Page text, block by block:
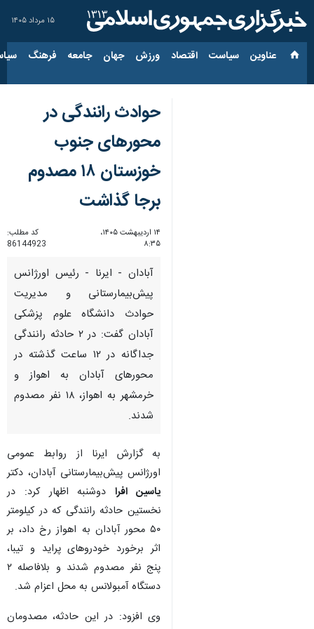
۱۵ مرداد ۱۴۰۵
عناوین‌ سیاست اقتصاد ورزش جهان جامعه فرهنگ
حوادث رانندگی در
محورهای جنوب
خوزستان ۱۸ مصدوم
برجا گذاشت
۱۴ اردیبهشت ۱۴۰۵،
۸:۳۵
کد مطلب:
86144923
آبادان - ایرنا - رئیس اورژانس
پیش‌بیمارستانی و مدیریت
حوادث دانشگاه علوم پزشکی
آبادان گفت: در ۲ حادثه رانندگی
جداگانه در ۱۲ ساعت گذشته در
محورهای آبادان به اهواز و
خرمشهر به اهواز، ۱۸ نفر مصدوم
شدند.
به گزارش ایرنا از روابط عمومی
اورژانس پیش‌بیمارستانی آبادان، دکتر
یاسین افرادوشنبه اظهار کرد: در
نخستین حادثه رانندگی که در کیلومتر
۵۰ محور آبادان به اهواز رخ داد، بر
اثر برخورد خودروهای پراید و تیبا،
پنج نفر مصدوم شدند و بلافاصله ۲
دستگاه آمبولانس به محل اعزام شد.
وی افزود: در این حادثه، مصدومان